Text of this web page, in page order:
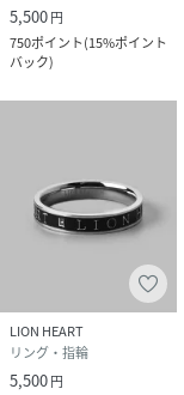
5,500円
750ポイント(15%ポイント
バック)
LION HEART
リング・指輪
5,500円